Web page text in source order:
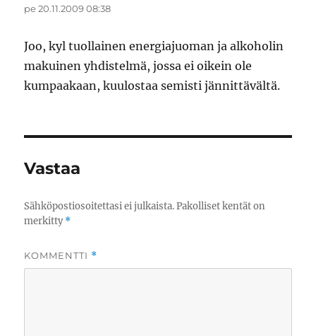
pe 20.11.2009 08:38
Joo, kyl tuollainen energiajuoman ja alkoholin
makuinen yhdistelmä, jossa ei oikein ole
kumpaakaan, kuulostaa semisti jännittävältä.
Vastaa
Sähköpostiosoitettasi ei julkaista. Pakolliset kentät on
merkitty*
KOMMENTTI *